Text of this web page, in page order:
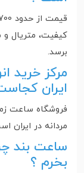
کیفیت، متریال
برسد.
مرکز خرید
ایران
فروشگاه ساعت
مردانه در ایران
ساعت بند
بخرم ؟